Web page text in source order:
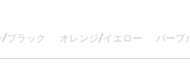
/ブラック オレンジ/イエロー パープ